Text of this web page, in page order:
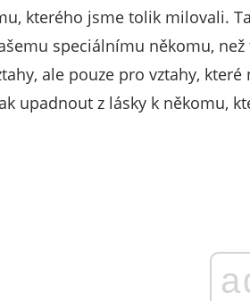
kterého jsme tolik milovali.
speciálnímu někomu,
ale pouze pro vztahy,
upadnout z lásky k někomu,